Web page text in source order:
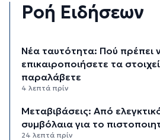
Ροή Ειδήσεων
Νέα ταυτότητα: Πού πρέπει
επικαιροποιήσετε τα
παραλάβετε
4 λεπτά πρίν
Μεταβιβάσεις: Από
συμβόλαια για το
24 λεπτά πρίν